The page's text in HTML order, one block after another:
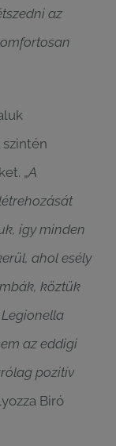
az
„A
így minden
ahol esély
köztük
az eddigi
pozitív
Biró